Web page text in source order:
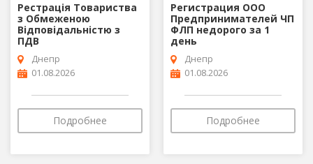
Рестрація Товариства
з Обмеженою
Відповідальністю з
ПДВ
Днепр
01.08.2026
Подробнее
Регистрация ООО
Предпринимателей ЧП
ФЛП недорого за 1
день
Днепр
01.08.2026
Подробнее